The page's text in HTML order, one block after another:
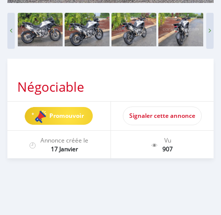
Négociable
Promouvoir Signaler cette annonce
Annonce créée le
17 Janvier
Vu
907